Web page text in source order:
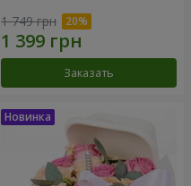
1 749 грн
Заказать